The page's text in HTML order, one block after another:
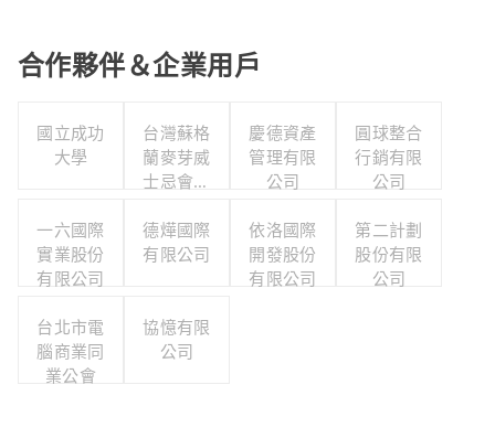
合作夥伴＆企業用戶
國立成功
大學
台灣蘇格
蘭麥芽威
士忌會所
公司
慶德資產
管理有限
公司
圓球整合
行銷有限
公司
一六國際
實業股份
有限公司
德燁國際
有限公司
依洛國際
開發股份
有限公司
第二計劃
股份有限
公司
台北市電
腦商業同
業公會
協憶有限
公司